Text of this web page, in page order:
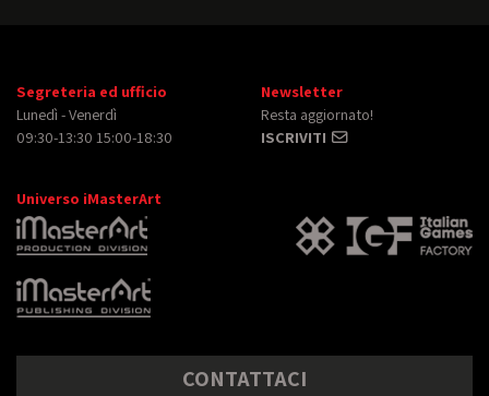
Segreteria ed ufficio
Lunedì - Venerdì
09:30-13:30 15:00-18:30
Newsletter
Resta aggiornato!
ISCRIVITI
Universo iMasterArt
CONTATTACI